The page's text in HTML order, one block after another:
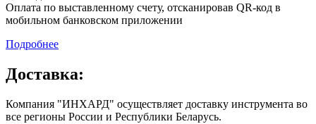
Оплата по выставленному счету, отсканировав QR-код в
мобильном банковском приложении
Подробнее
Доставка:
Компания "ИНХАРД" осуществляет доставку инструмента во
все регионы России и Республики Беларусь.